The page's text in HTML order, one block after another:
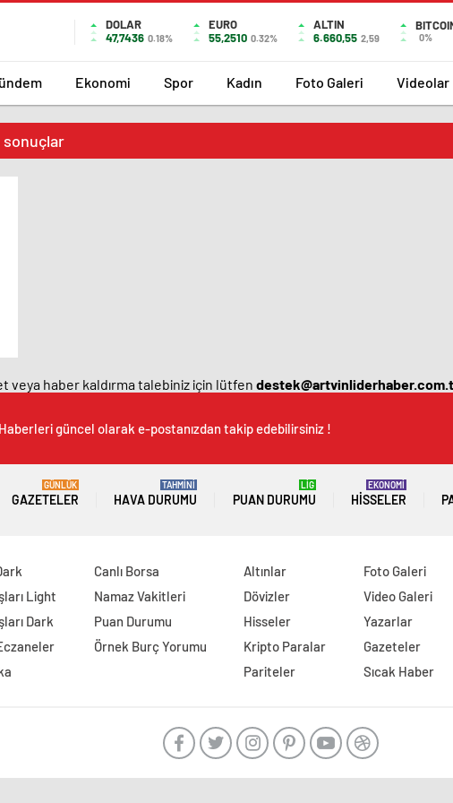
DOLAR
47,7436 0.18%
EURO
55,2510 0.32%
ALTIN
6.660,55 2,59 0%
Ekonomi Spor Kadın Foto Galeri Videolar
sonuçlar
veya haber kaldırma talebiniz için lütfen
Haberleri güncel olarak e-postanızdan takip edebilirsiniz !
GAZETELER
GÜNLÜK
HAVA DURUMU
TAHMİNİ
PUAN DURUMU
LİG
HISSELER
EKONOMİ
Light
Dark
Canlı Borsa
Namaz Vakitleri
Puan Durumu
Örnek Burç Yorumu
Altınlar
Dövizler
Hisseler
Kripto Paralar
Pariteler
Foto Galeri
Video Galeri
Yazarlar
Gazeteler
Sıcak Haber